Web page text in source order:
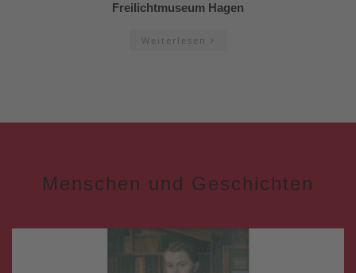
Freilichtmuseum Hagen
Weiterlesen
Menschen und Geschichten